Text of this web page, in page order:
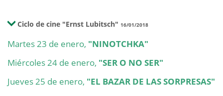
Ciclo de cine "Ernst Lubitsch" 16/01/2018
Martes 23 de enero, "NINOTCHKA"
Miércoles 24 de enero, "SER O NO SER"
Jueves 25 de enero, "EL BAZAR DE LAS SORPRESAS"